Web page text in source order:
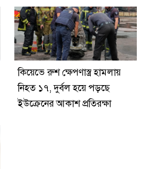
কিয়েভে রুশ ক্ষেপণাস্ত্র হামলায়
নিহত ১৭, দুর্বল হয়ে পড়ছে
ইউক্রেনের আকাশ প্রতিরক্ষা